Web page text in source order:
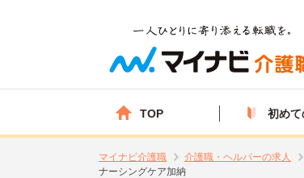
TOP 初め
マイナビ介護職 介護職・ヘルパーの求人
ナーシングケア加納